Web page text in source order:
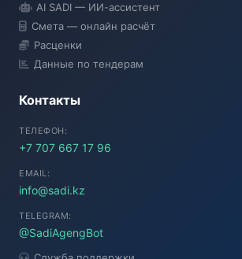
AI SADI — ИИ-ассистент
Смета — онлайн расчёт
Расценки
Данные по тендерам
Контакты
ТЕЛЕФОН:
+7 707 667 17 96
EMAIL:
info@sadi.kz
TELEGRAM:
@SadiAgengBot